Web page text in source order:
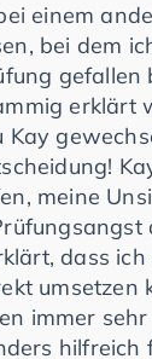
einem
bei dem
gefallen
erklärt
Kay
meine
dass
umsetzen
immer
hilfreich